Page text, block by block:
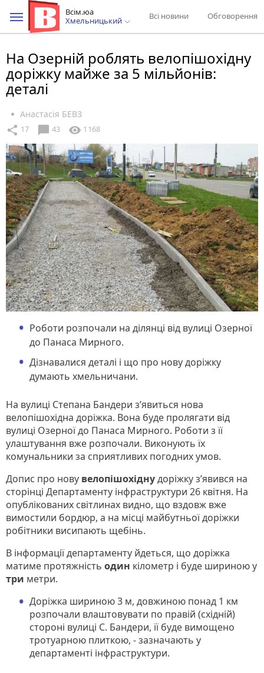
Всім.юа
Хмельницький
Всі новини Обговорення
На Озерній роблять велопішохідну
доріжку майже за 5 мільйонів:
деталі
Анастасія БЕВЗ
share 17 chat_bubble 43 visibility 1168
Роботи розпочали на ділянці від вулиці Озерної
до Панаса Мирного.
Дізнавалися деталі і що про нову доріжку
думають хмельничани.
На вулиці Степана Бандери з’явиться нова
велопішохідна доріжка. Вона буде пролягати від
вулиці Озерної до Панаса Мирного. Роботи з її
улаштування вже розпочали. Виконують їх
комунальники за сприятливих погодних умов.
Допис про нову велопішохіднудоріжку з’явився на
сторінці Департаменту інфраструктури 26 квітня. На
опублікованих світлинах видно, що вздовж вже
вимостили бордюр, а на місці майбутньої доріжки
робітники висипають щебінь.
В інформації департаменту йдеться, що доріжка
матиме протяжність один кілометр і буде шириною у
три метри.
Доріжка шириною 3 м, довжиною понад 1 км
розпочали влаштовувати по правій (східній)
стороні вулиці С. Бандери, її буде вимощено
тротуарною плиткою, - зазначають у
департаменті інфраструктури.